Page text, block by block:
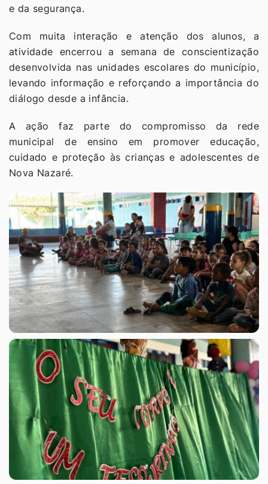
e da segurança.
Com muita interação e atenção dos alunos, a
atividade encerrou a semana de conscientização
desenvolvida nas unidades escolares do município,
levando informação e reforçando a importância do
diálogo desde a infância.
A ação faz parte do compromisso da rede
municipal de ensino em promover educação,
cuidado e proteção às crianças e adolescentes de
Nova Nazaré.